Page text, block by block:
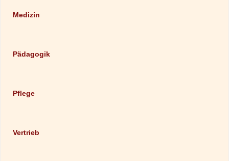
Medizin
Pädagogik
Pflege
Vertrieb